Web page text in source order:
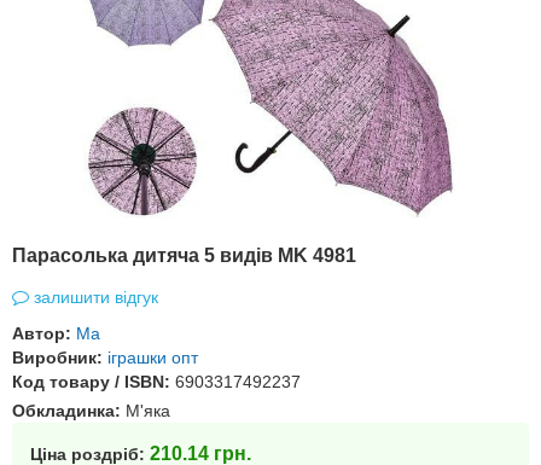
Парасолька дитяча 5 видів MK 4981
залишити відгук
Автор: Ма
Виробник: іграшки опт
Код товару / ISBN: 6903317492237
Обкладинка: М'яка
Ціна роздріб: 210.14 грн.